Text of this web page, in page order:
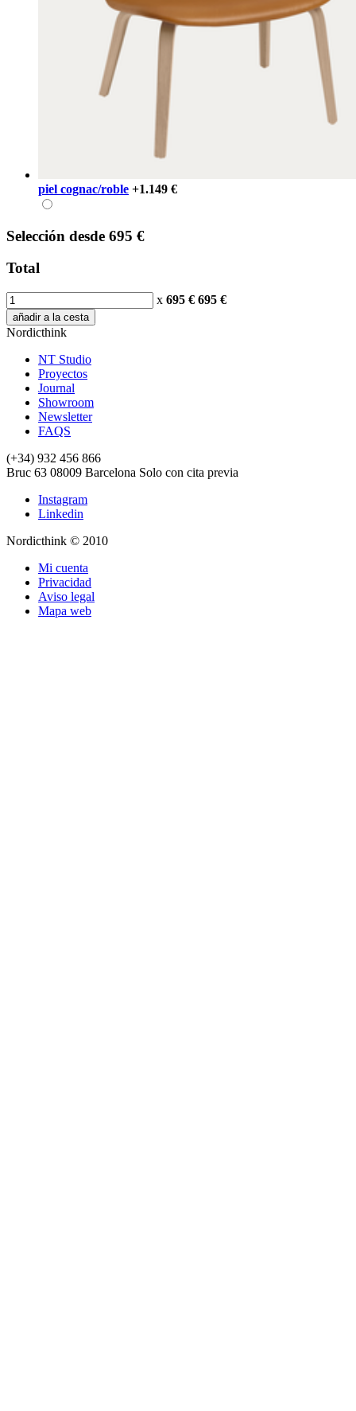
piel cognac/roble +1.149 €
Selección desde 695 €
Total
x 695 € 695 €
añadir a la cesta
Nordicthink
NT Studio
Proyectos
Journal
Showroom
Newsletter
FAQS
(+34) 932 456 866
Bruc 63 08009 Barcelona Solo con cita previa
Instagram
Linkedin
Nordicthink © 2010
Mi cuenta
Privacidad
Aviso legal
Mapa web